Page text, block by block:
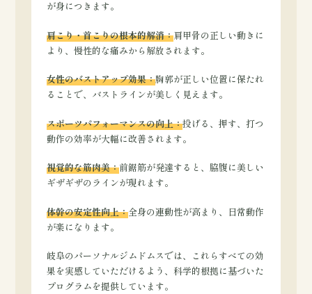
が身につきます。
肩こり・首こりの根本的解消：肩甲骨の正しい動きに
より、慢性的な痛みから解放されます。
女性のバストアップ効果：胸郭が正しい位置に保たれ
ることで、バストラインが美しく見えます。
スポーツパフォーマンスの向上：投げる、押す、打つ
動作の効率が大幅に改善されます。
視覚的な筋肉美：前鋸筋が発達すると、脇腹に美しい
ギザギザのラインが現れます。
体幹の安定性向上：全身の連動性が高まり、日常動作
が楽になります。
岐阜のパーソナルジムドムスでは、これらすべての効
果を実感していただけるよう、科学的根拠に基づいた
プログラムを提供しています。